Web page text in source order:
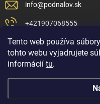
Tento web používa
tohto webu vyjadrujete
informácií tu.
info@podnalov.sk
+421907068555
+421902479599
https://
podnalov